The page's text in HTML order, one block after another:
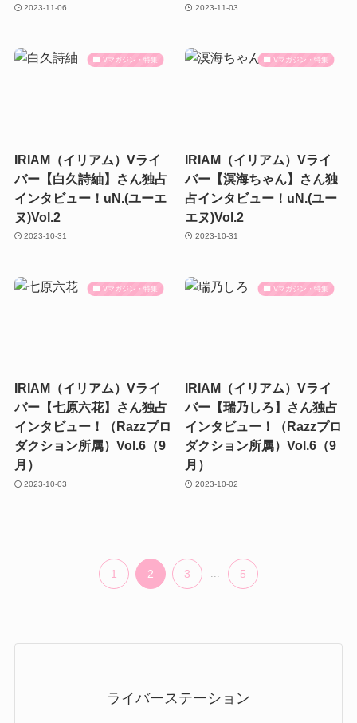
2023-11-06 2023-11-03
Vマガジン・特集
IRIAM（イリアム）Vライ
バー【白久詩紬】さん独占
インタビュー！uN.(ユーエ
ヌ)Vol.2
2023-10-31
Vマガジン・特集
IRIAM（イリアム）Vライ
バー【溟海ちゃん】さん独
占インタビュー！uN.(ユー
エヌ)Vol.2
2023-10-31
Vマガジン・特集
IRIAM（イリアム）Vライ
バー【七原六花】さん独占
インタビュー！（Razzプロ
ダクション所属）Vol.6（9
月）
2023-10-03
Vマガジン・特集
IRIAM（イリアム）Vライ
バー【瑞乃しろ】さん独占
インタビュー！（Razzプロ
ダクション所属）Vol.6（9
月）
2023-10-02
1 2 3 5
ライバーステーション